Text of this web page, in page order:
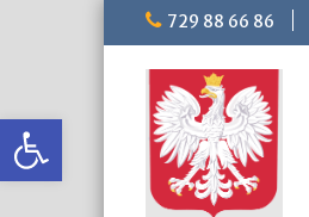
Otwórz pasek narzędzi
Skip
729 88 66 86